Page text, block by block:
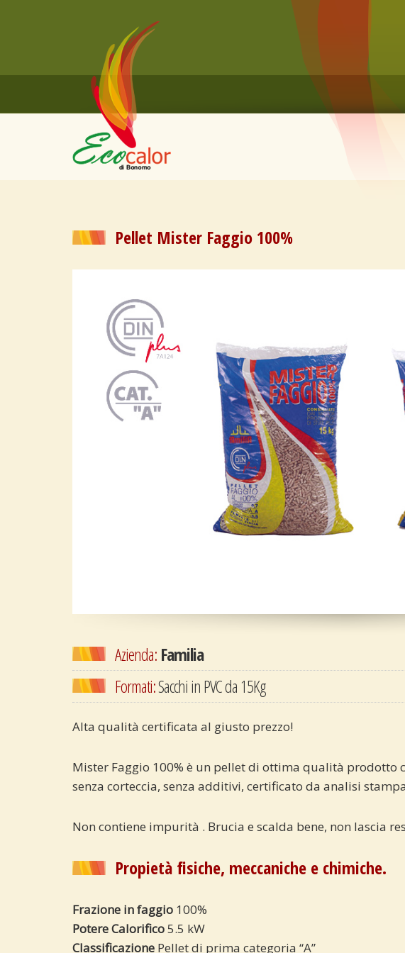
Pellet Mister Faggio 100%
Azienda: Familia
Formati:Sacchi in PVC da 15Kg
Alta qualità certificata al giusto prezzo!
Mister Faggio 100% è un pellet di ottima qualità prodotto
senza corteccia, senza additivi, certificato da analisi
Non contiene impurità . Brucia e scalda bene, non lascia
Propietà fisiche, meccaniche e chimiche.
Frazione in faggio 100%
Potere Calorifico5.5 kW
Classificazione Pellet di prima categoria “A”